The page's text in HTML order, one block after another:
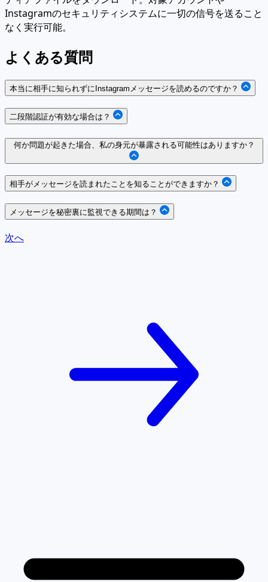
Instagramのセキュリティシステムに一切の信号を送ること
なく実行可能。
よくある質問
本当に相手に知られずにInstagramメッセージを読めるのですか？
二段階認証が有効な場合は？
何か問題が起きた場合、私の身元が暴露される可能性はありますか？
相手がメッセージを読まれたことを知ることができますか？
メッセージを秘密裏に監視できる期間は？
次へ